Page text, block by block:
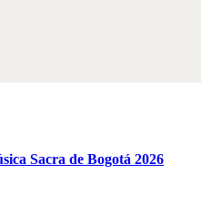
Sacra de Bogotá 2026